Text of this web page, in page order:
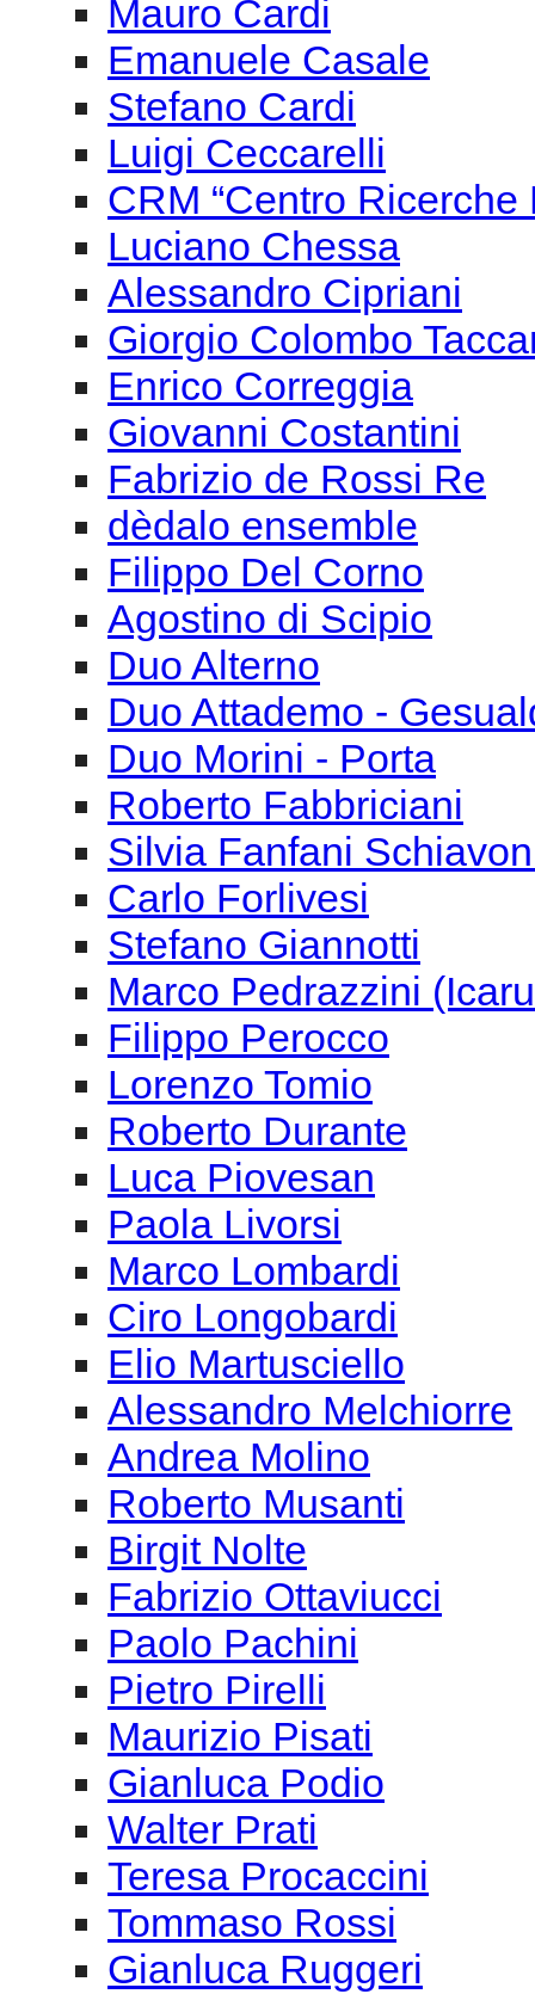
Luciano Chessa
Alessandro Cipriani
Giorgio Colombo
Enrico Correggia
Giovanni Costantini
Fabrizio de Rossi Re
dèdalo ensemble
Filippo Del Corno
Agostino di Scipio
Duo Alterno
Duo Attademo -
Duo Morini - Porta
Roberto Fabbriciani
Silvia Fanfani
Carlo Forlivesi
Stefano Giannotti
Marco Pedrazzini
Filippo Perocco
Lorenzo Tomio
Roberto Durante
Luca Piovesan
Paola Livorsi
Marco Lombardi
Ciro Longobardi
Elio Martusciello
Alessandro Melchiorre
Andrea Molino
Roberto Musanti
Birgit Nolte
Fabrizio Ottaviucci
Paolo Pachini
Pietro Pirelli
Maurizio Pisati
Gianluca Podio
Walter Prati
Teresa Procaccini
Tommaso Rossi
Gianluca Ruggeri
Aurelio Samorì
Luca Sanzò
Dario Savron
Alessandro Sbordoni